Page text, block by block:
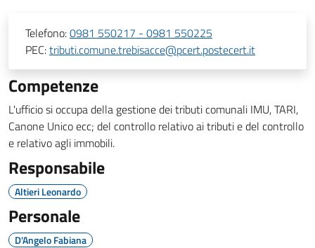
Telefono:0981 550217 - 0981 550225
PEC:tributi.comune.trebisacce@pcert.postecert.it
Competenze
L'ufficio si occupa della gestione dei tributi comunali IMU, TARI,
Canone Unico ecc; del controllo relativo ai tributi e del controllo
e relativo agli immobili.
Responsabile
Altieri Leonardo
Personale
D'Angelo Fabiana